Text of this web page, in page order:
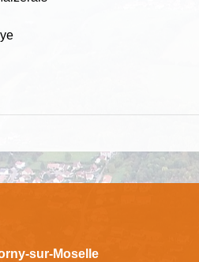
sur-Moselle